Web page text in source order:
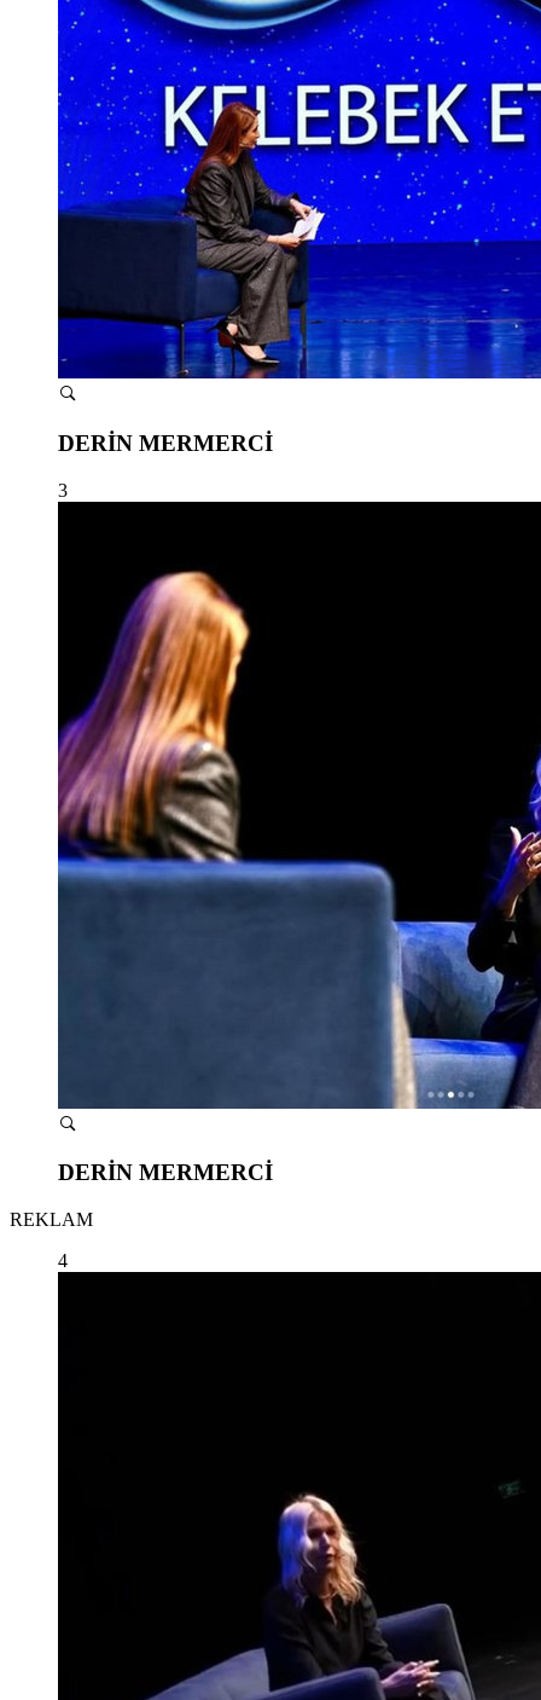
DERİN MERMERCİ
3
DERİN MERMERCİ
REKLAM
4